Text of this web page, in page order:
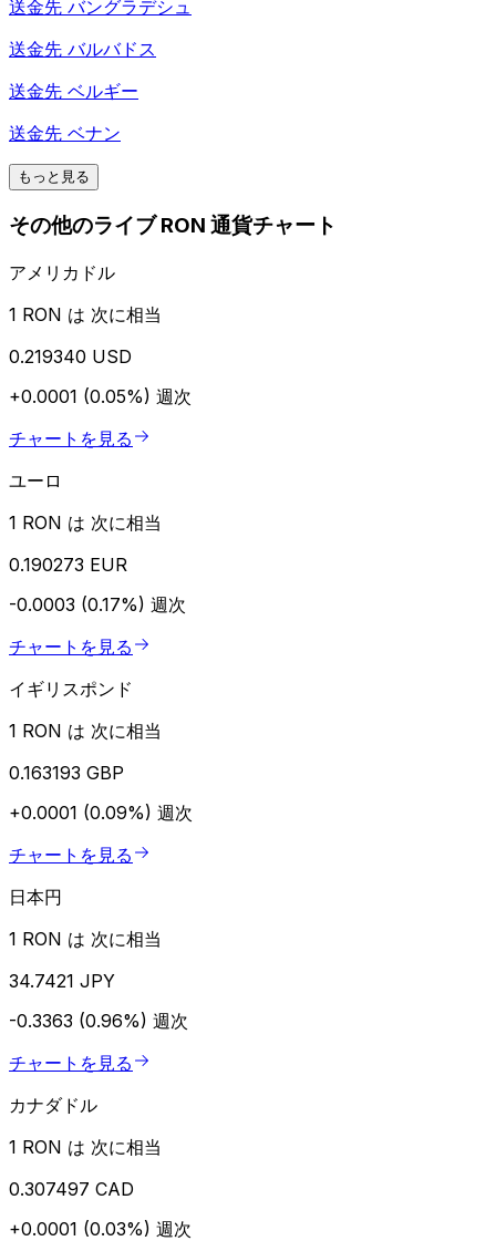
送金先 バングラデシュ
送金先 バルバドス
送金先 ベルギー
送金先 ベナン
もっと見る
その他のライブ RON 通貨チャート
アメリカドル
1 RON は 次に相当
0.219340 USD
+0.0001 (0.05%) 週次
チャートを見る
ユーロ
1 RON は 次に相当
0.190273 EUR
-0.0003 (0.17%) 週次
チャートを見る
イギリスポンド
1 RON は 次に相当
0.163193 GBP
+0.0001 (0.09%) 週次
チャートを見る
日本円
1 RON は 次に相当
34.7421 JPY
-0.3363 (0.96%) 週次
チャートを見る
カナダドル
1 RON は 次に相当
0.307497 CAD
+0.0001 (0.03%) 週次